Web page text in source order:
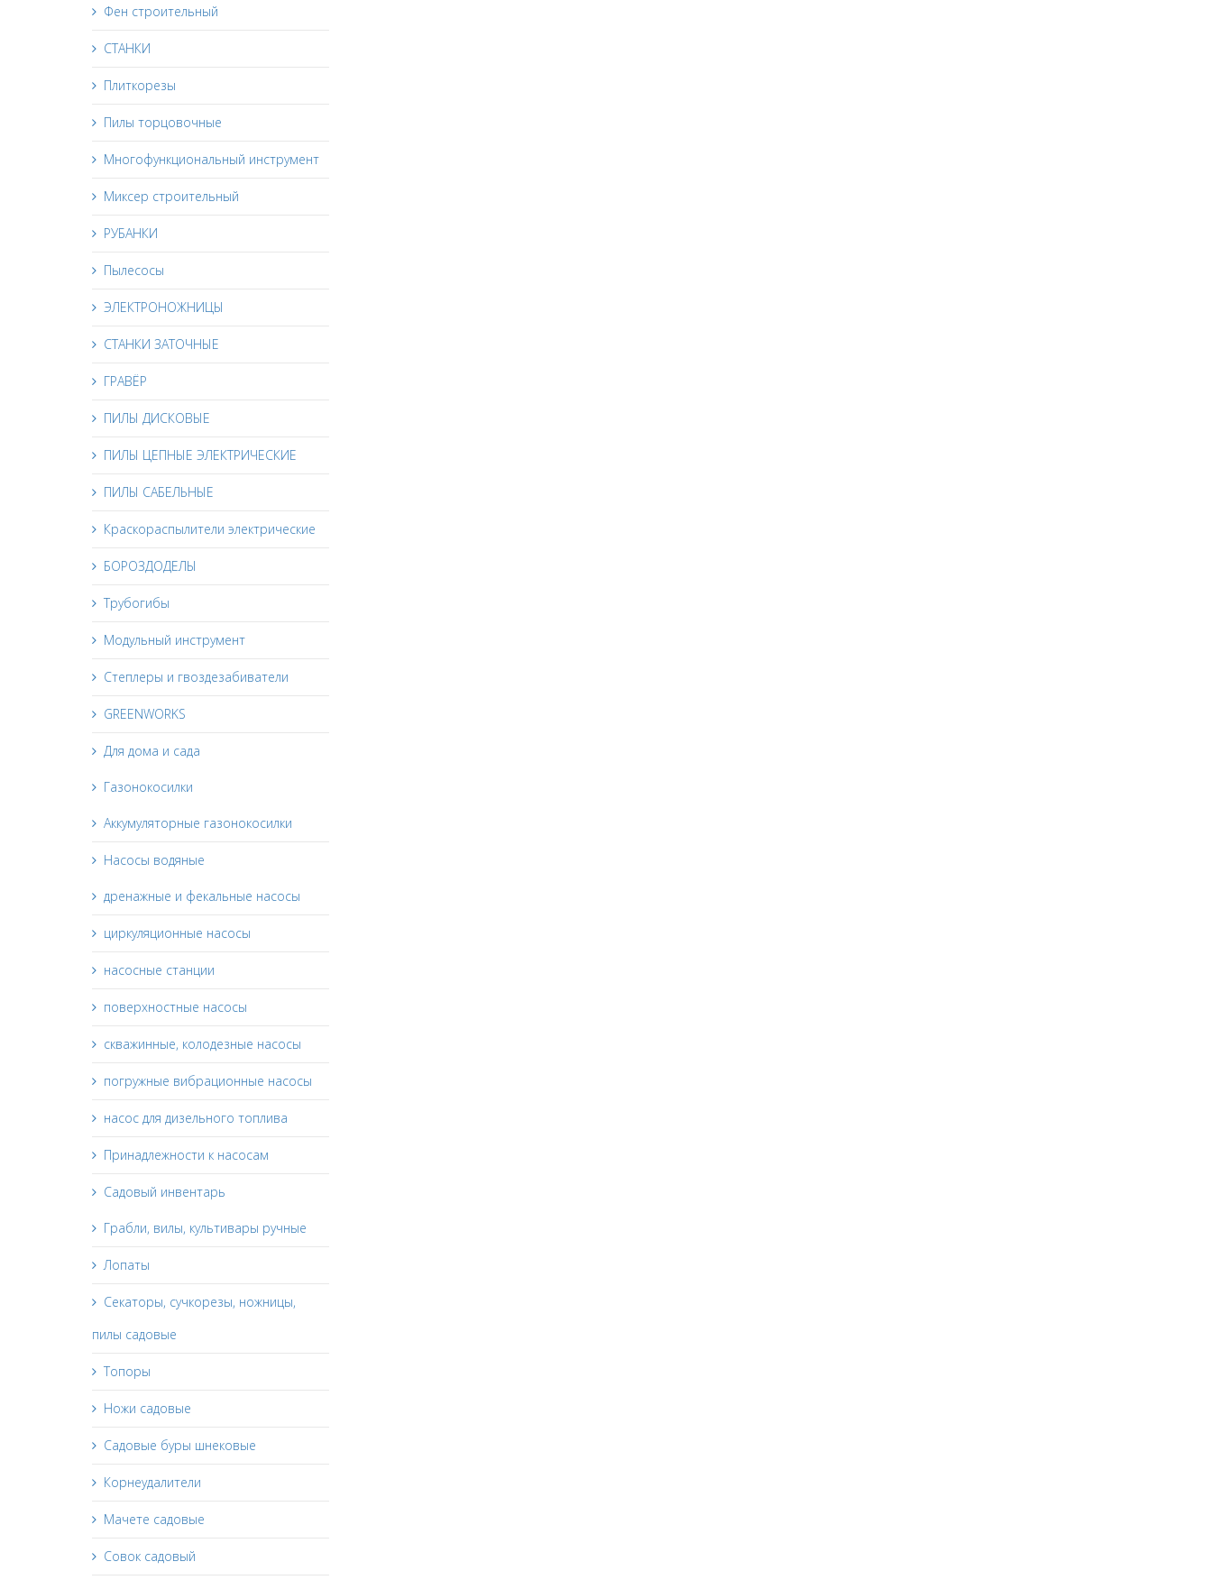
Фен строительный
СТАНКИ
Плиткорезы
Пилы торцовочные
Многофункциональный инструмент
Миксер строительный
РУБАНКИ
Пылесосы
ЭЛЕКТРОНОЖНИЦЫ
СТАНКИ ЗАТОЧНЫЕ
ГРАВЁР
ПИЛЫ ДИСКОВЫЕ
ПИЛЫ ЦЕПНЫЕ ЭЛЕКТРИЧЕСКИЕ
ПИЛЫ САБЕЛЬНЫЕ
Краскораспылители электрические
БОРОЗДОДЕЛЫ
Трубогибы
Модульный инструмент
Степлеры и гвоздезабиватели
GREENWORKS
Для дома и сада
Газонокосилки
Аккумуляторные газонокосилки
Насосы водяные
дренажные и фекальные насосы
циркуляционные насосы
насосные станции
поверхностные насосы
скважинные, колодезные насосы
погружные вибрационные насосы
насос для дизельного топлива
Принадлежности к насосам
Садовый инвентарь
Грабли, вилы, культивары ручные
Лопаты
Секаторы, сучкорезы, ножницы,
пилы садовые
Топоры
Ножи садовые
Садовые буры шнековые
Корнеудалители
Мачете садовые
Совок садовый